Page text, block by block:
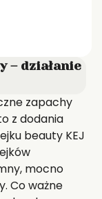
– działanie
zapachy
z dodania
beauty KEJ
mocno
Co ważne